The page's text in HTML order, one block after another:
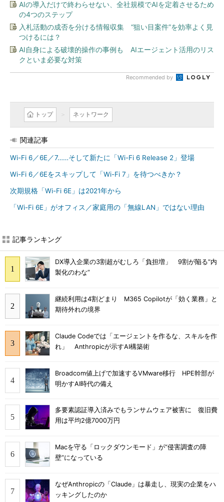
AIの導入だけで終わらせない、全社規模でAIを定着させるため
の4つのステップ
入札活動の成否を分ける情報収集 “狙い目案件”を効率よく見
つけるには？
AI自身による破壊的操作の事例も AIエージェント活用のリス
クといま必要な対策
Recommended by
トップ ネットワーク
関連記事
Wi-Fi 6／6E／7……そして新たに「Wi-Fi 6 Release 2」登場
Wi-Fi 6／6Eをスキップして「Wi-Fi 7」を待つべきか？
次期規格「Wi-Fi 6E」は2021年から
「Wi-Fi 6E」がオフィス／家庭用の「無線LAN」ではない理由
記事ランキング
DX導入企業の3割超がむしろ「負担増」 9割が陥る“内
製化のわな”
継続利用は4割どまり M365 Copilotが「効く業務」と
期待外れの境界
Claude Codeでは「エージェントを作るな、スキルを作
れ」 Anthropicが示すAI構築術
Broadcom値上げで加速するVMware移行 HPE幹部が
明かすAI時代の備え
多要素認証導入済みでもランサムウェア被害に 復旧費
用は平均2億7000万円
Macを守る「ロックダウンモード」が“侵害調査の障
壁”になっている
なぜAnthropicの「Claude」は暴走し、現実の企業をハ
ッキングしたのか